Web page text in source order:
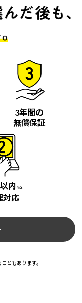
3年間の
無償保証
内 ※2
対応
ともあります。